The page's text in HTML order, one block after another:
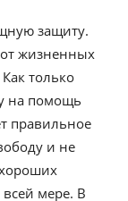
защиту.
жизненных
только
на помощь
правильное
и не
мере. В